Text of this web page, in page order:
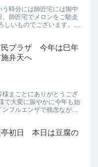
時分には師匠宅には御中
師匠宅でメロンをご馳走
いものでございます。寄
民プラザ 今年は巳年
弁天へ
まことにありがとうござ
で大変に賑やかに今年も始
フルエンザで残念ながら
亭初日 本日は豆腐の